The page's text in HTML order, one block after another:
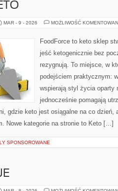
MAR - 9 - 2026 MOŻLIWOŚĆ
FoodForce to keto sklep
jeść ketogenicznie bez
rezygnują. To miejsce, w
podejściem praktycznym:
wspierają styl życia oparty
jednocześnie pomagają
gdzie keto jest osiągalne na co dzień,
Nowe kategorie na stronie to Keto […]
SPONSOROWANE